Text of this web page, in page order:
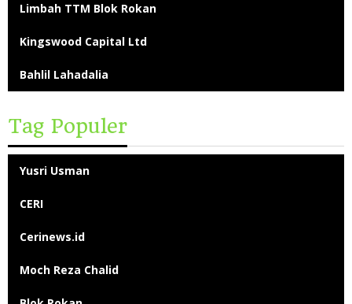
Limbah TTM Blok Rokan
Kingswood Capital Ltd
Bahlil Lahadalia
Tag Populer
Yusri Usman
CERI
Cerinews.id
Moch Reza Chalid